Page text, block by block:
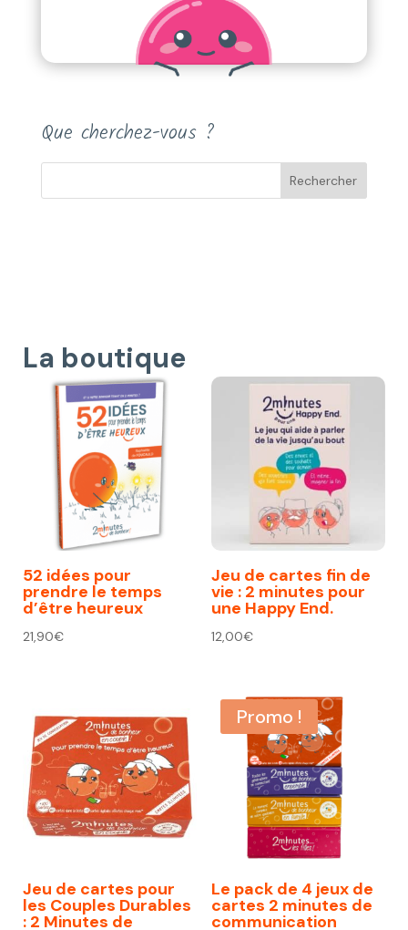
Que cherchez-vous ?
La boutique
52 idées pour
prendre le temps
d’être heureux
21,90€
Jeu de cartes fin de
vie : 2 minutes pour
une Happy End.
12,00€
Jeu de cartes pour
les Couples Durables
: 2 Minutes de
Promo !
Le pack de 4 jeux de
cartes 2 minutes de
communication